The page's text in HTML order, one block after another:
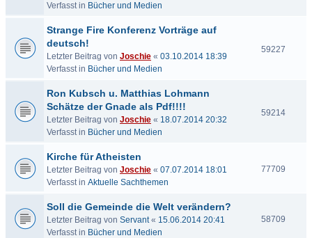
Verfasst in Bücher und Medien
Strange Fire Konferenz Vorträge auf
deutsch!
Letzter Beitrag von Joschie « 03.10.2014 18:39
Verfasst in Bücher und Medien
59227
Ron Kubsch u. Matthias Lohmann
Schätze der Gnade als Pdf!!!!
Letzter Beitrag von Joschie « 18.07.2014 20:32
Verfasst in Bücher und Medien
59214
Kirche für Atheisten
Letzter Beitrag von Joschie « 07.07.2014 18:01
Verfasst in Aktuelle Sachthemen
77709
Soll die Gemeinde die Welt verändern?
Letzter Beitrag von Servant« 15.06.2014 20:41
Verfasst in Bücher und Medien
58709